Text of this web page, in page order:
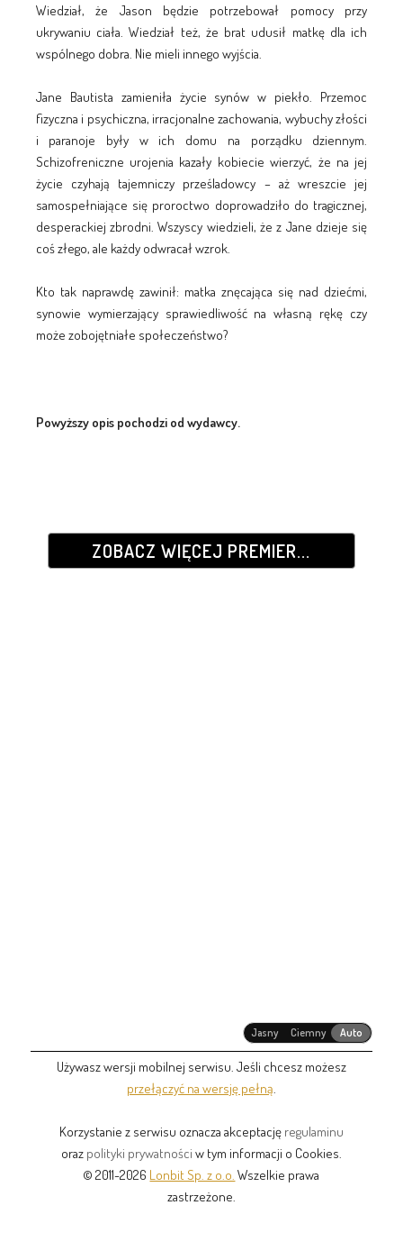
Wiedział, że Jason będzie potrzebował pomocy przy
ukrywaniu ciała. Wiedział też, że brat udusił matkę dla ich
wspólnego dobra. Nie mieli innego wyjścia.
Jane Bautista zamieniła życie synów w piekło. Przemoc
fizyczna i psychiczna, irracjonalne zachowania, wybuchy złości
i paranoje były w ich domu na porządku dziennym.
Schizofreniczne urojenia kazały kobiecie wierzyć, że na jej
życie czyhają tajemniczy prześladowcy – aż wreszcie jej
samospełniające się proroctwo doprowadziło do tragicznej,
desperackiej zbrodni. Wszyscy wiedzieli, że z Jane dzieje się
coś złego, ale każdy odwracał wzrok.
Kto tak naprawdę zawinił: matka znęcająca się nad dziećmi,
synowie wymierzający sprawiedliwość na własną rękę czy
może zobojętniałe społeczeństwo?
Powyższy opis pochodzi od wydawcy.
ZOBACZ WIĘCEJ PREMIER...
Jasny Ciemny Auto
Używasz wersji mobilnej serwisu. Jeśli chcesz możesz
przełączyć na wersję pełną
Korzystanie z serwisu oznacza akceptację regulaminu
oraz polityki prywatności w tym informacji o Cookies.
© 2011-2026 Lonbit Sp. z o.o. Wszelkie prawa
zastrzeżone.